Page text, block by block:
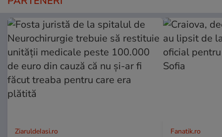
ZiaruldeIasi.ro Fanatik.ro